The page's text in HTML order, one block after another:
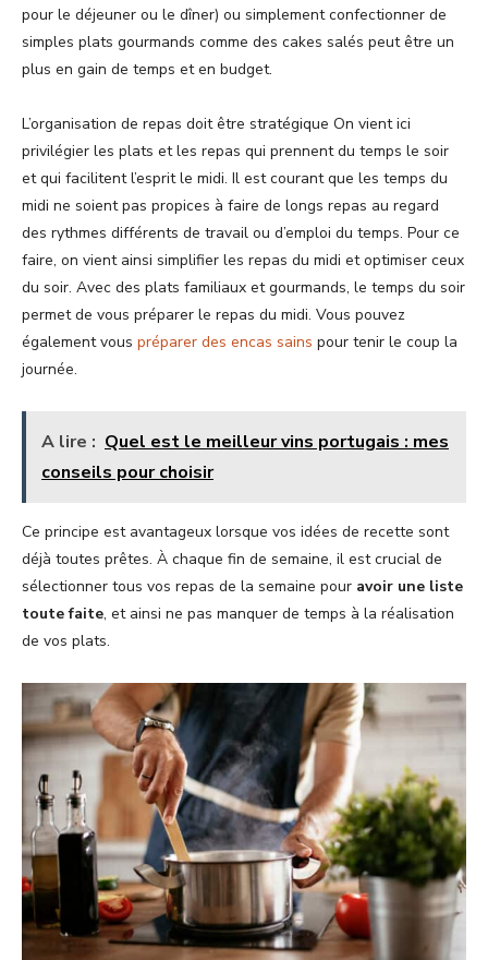
pour le déjeuner ou le dîner) ou simplement confectionner de
simples plats gourmands comme des cakes salés peut être un
plus en gain de temps et en budget.
L’organisation de repas doit être stratégique On vient ici
privilégier les plats et les repas qui prennent du temps le soir
et qui facilitent l’esprit le midi. Il est courant que les temps du
midi ne soient pas propices à faire de longs repas au regard
des rythmes différents de travail ou d’emploi du temps. Pour ce
faire, on vient ainsi simplifier les repas du midi et optimiser ceux
du soir. Avec des plats familiaux et gourmands, le temps du soir
permet de vous préparer le repas du midi. Vous pouvez
également vous préparer des encas sains pour tenir le coup la
journée.
A lire : Quel est le meilleur vins portugais : mes
conseils pour choisir
Ce principe est avantageux lorsque vos idées de recette sont
déjà toutes prêtes. À chaque fin de semaine, il est crucial de
sélectionner tous vos repas de la semaine pour avoir une liste
toute faite, et ainsi ne pas manquer de temps à la réalisation
de vos plats.